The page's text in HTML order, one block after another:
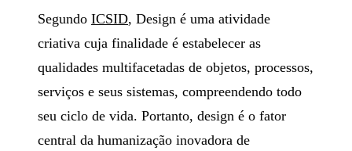
Segundo ICSID, Design é uma atividade
criativa cuja finalidade é estabelecer as
qualidades multifacetadas de objetos, processos,
serviços e seus sistemas, compreendendo todo
seu ciclo de vida. Portanto, design é o fator
central da humanização inovadora de